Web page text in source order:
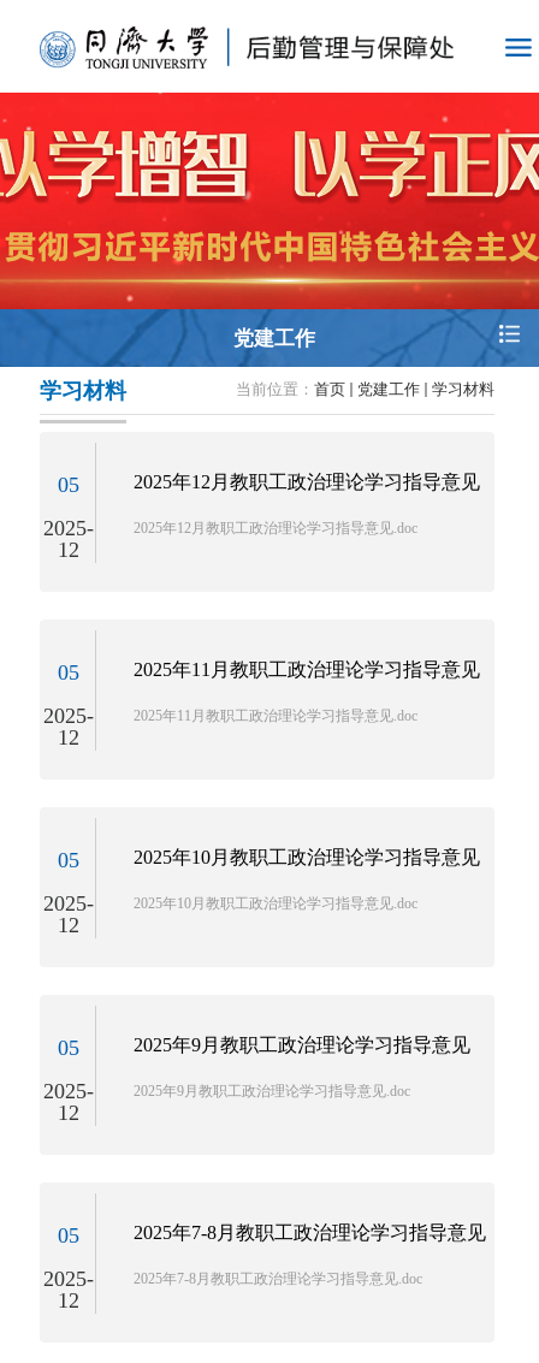
党建工作
当前位置： 首页 党建工作 学习材料
学习材料
05
2025-
12
2025年12月教职工政治理论学习指导意见
2025年12月教职工政治理论学习指导意见.doc
05
2025-
12
2025年11月教职工政治理论学习指导意见
2025年11月教职工政治理论学习指导意见.doc
05
2025-
12
2025年10月教职工政治理论学习指导意见
2025年10月教职工政治理论学习指导意见.doc
05
2025-
12
2025年9月教职工政治理论学习指导意见
2025年9月教职工政治理论学习指导意见.doc
05
2025-
12
2025年7-8月教职工政治理论学习指导意见
2025年7-8月教职工政治理论学习指导意见.doc